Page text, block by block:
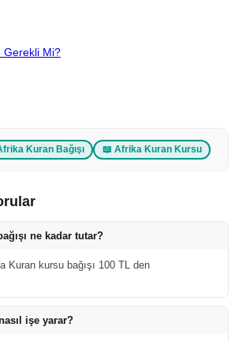
Gerekli Mi?
Kuran Bağışı 📖 Afrika Kuran Kursu
ne kadar tutar?
Kuran kursu bağışı 100 TL den
işe yarar?